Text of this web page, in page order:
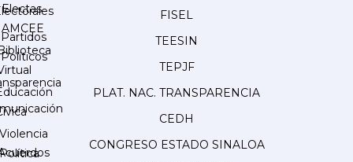
Partidos
Políticos
Electas
AMCEE
Violencia
Política
FISEL
TEESIN
TEPJF
PLAT. NAC. TRANSPARENCIA
CEDH
CONGRESO ESTADO SINALOA